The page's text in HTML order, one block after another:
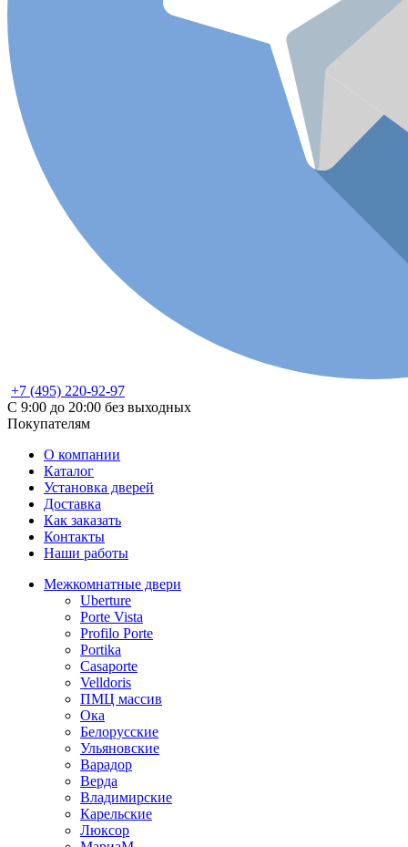
+7 (495) 220-92-97
С 9:00 до 20:00 без выходных
Покупателям
О компании
Каталог
Установка дверей
Доставка
Как заказать
Контакты
Наши работы
Межкомнатные двери
Uberture
Porte Vista
Profilo Porte
Portika
Casaporte
Velldoris
ПМЦ массив
Ока
Белорусские
Ульяновские
Варадор
Верда
Владимирские
Карельские
Люксор